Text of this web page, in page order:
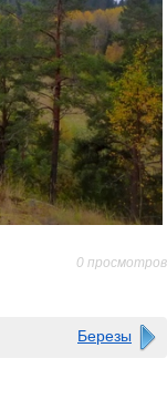
0 просмотров
Березы